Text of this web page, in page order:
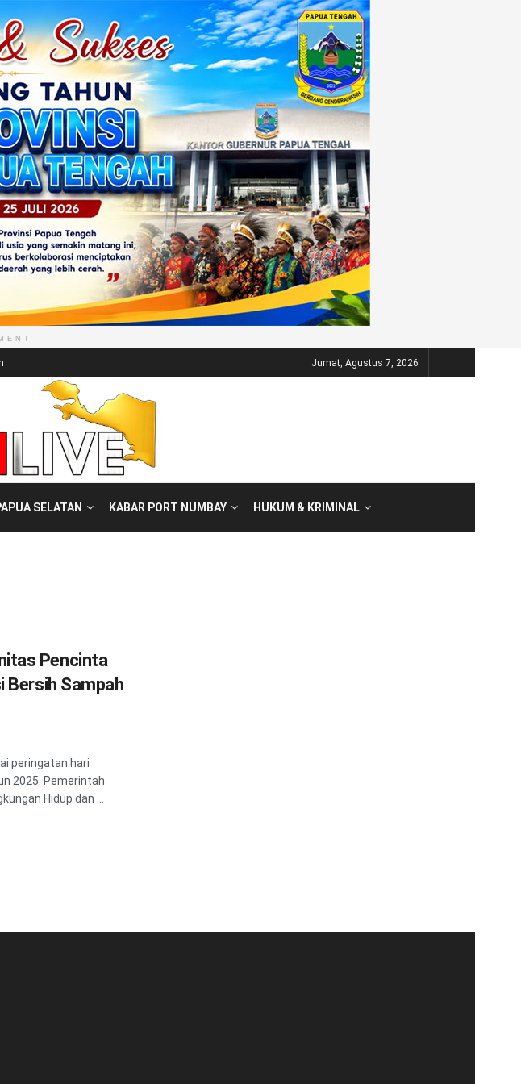
Jumat, Agustus 7, 2026
SELATAN KABAR PORT NUMBAY HUKUM & KRIMINAL
Pencinta
Bersih Sampah
peringatan hari
2025. Pemerintah
Hidup dan ...